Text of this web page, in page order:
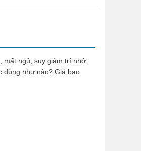
mất ngủ, suy giảm trí nhớ,
dùng như nào? Giá bao